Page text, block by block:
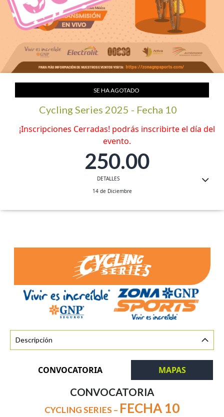
imágenes
SE HA AGOTADO
Cycling Series 2025 - Fecha 10
250.00
DETALLES
14 de Diciembre
Descripción
CONVOCATORIA MAPAS
CONVOCATORIA
CYCLING SERIES – FECHA 10